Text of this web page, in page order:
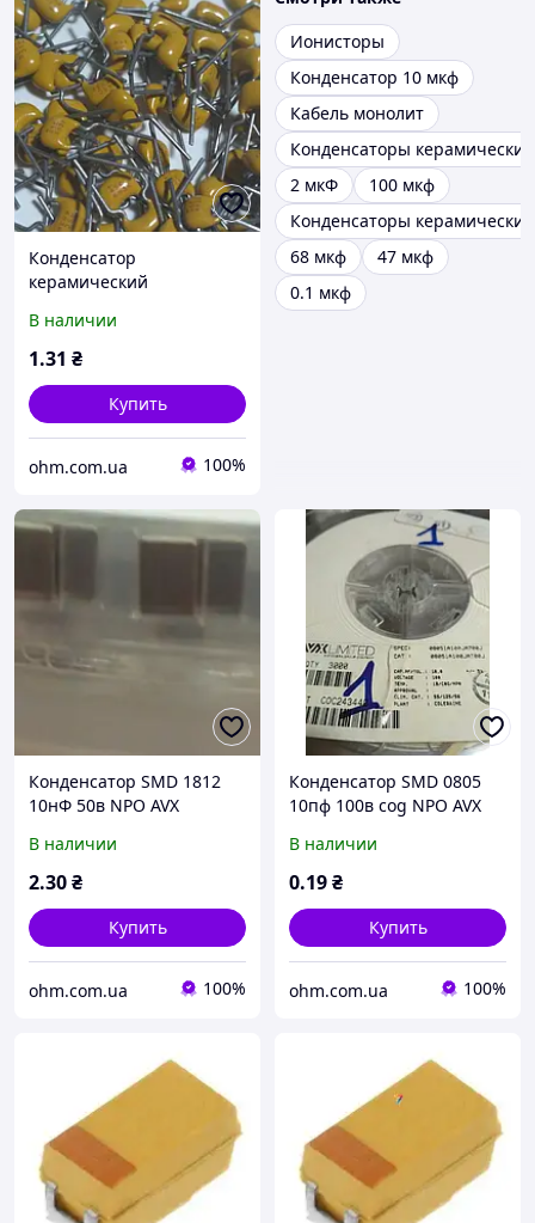
Конденсатор
керамический
мкФ 50в x7r AVX
В наличии
1.31 ₴
Купить
ohm.com.ua 100%
Ионисторы
Конденсатор 10 мкф
Кабель монолит
Конденсаторы керамические
2 мкФ
100 мкф
Конденсаторы
68 мкф
47 мкф
0.1 мкф
Конденсатор SMD 1812
10нФ 50в NPO AVX
В наличии
2.30₴
Купить
ohm.com.ua 100%
Конденсатор SMD 0805
10пф 100в cog NPO AVX
В наличии
0.19₴
Купить
ohm.com.ua 100%